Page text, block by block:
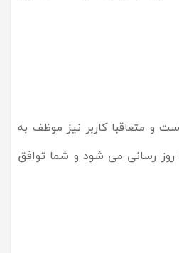
و متعاقبا کاربر نیز موظف به
روز رسانی می شود و شما توافق